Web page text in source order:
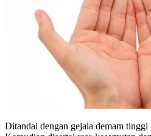
Ditandai dengan gejala demam tinggi